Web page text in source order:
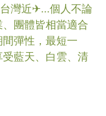
灣近✈...個人不論
團體皆相當適合
彈性，最短一
藍天、白雲、清